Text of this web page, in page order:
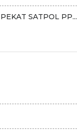
SATPOL PP...